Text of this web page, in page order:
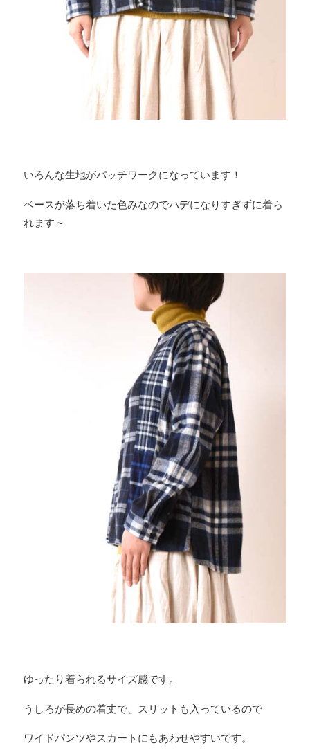
いろんな生地がパッチワークになっています！
ベースが落ち着いた色みなのでハデになりすぎずに着ら
れます～
ゆったり着られるサイズ感です。
うしろが長めの着丈で、スリットも入っているので
ワイドパンツやスカートにもあわせやすいです。